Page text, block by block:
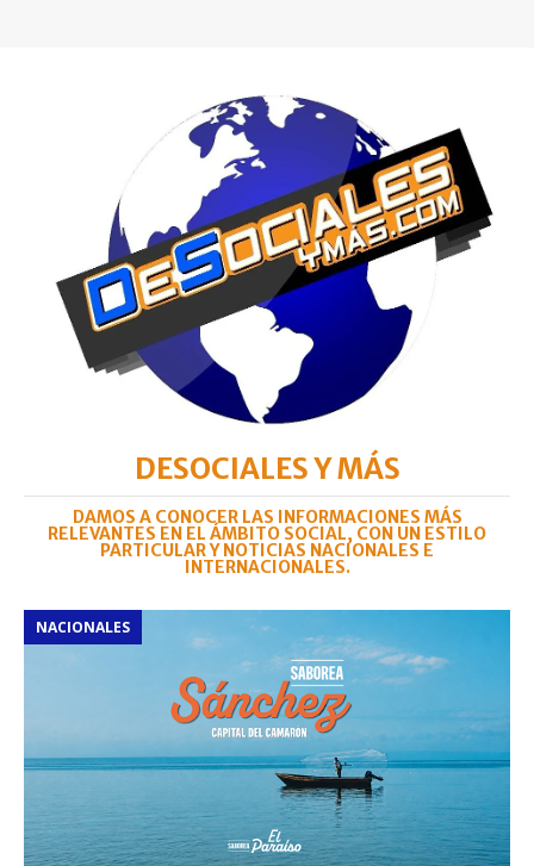
DESOCIALES Y MÁS
DAMOS A CONOCER LAS INFORMACIONES MÁS
RELEVANTES EN EL ÁMBITO SOCIAL, CON UN ESTILO
PARTICULAR Y NOTICIAS NACIONALES E
INTERNACIONALES.
NACIONALES